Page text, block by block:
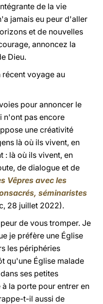
de la vie
jamais eu peur d'aller
et de nouvelles
annoncez la
Dieu.
voyage au
pour annoncer le
n'ont pas encore
une créativité
là où ils vivent, en
: là où ils vivent, en
de dialogue et de
Vêpres avec les
séminaristes
28 juillet 2022).
de vous tromper. Je
je préfère une Église
les périphéries
qu'une Église malade
ses petites
la porte pour entrer en
t-il aussi de